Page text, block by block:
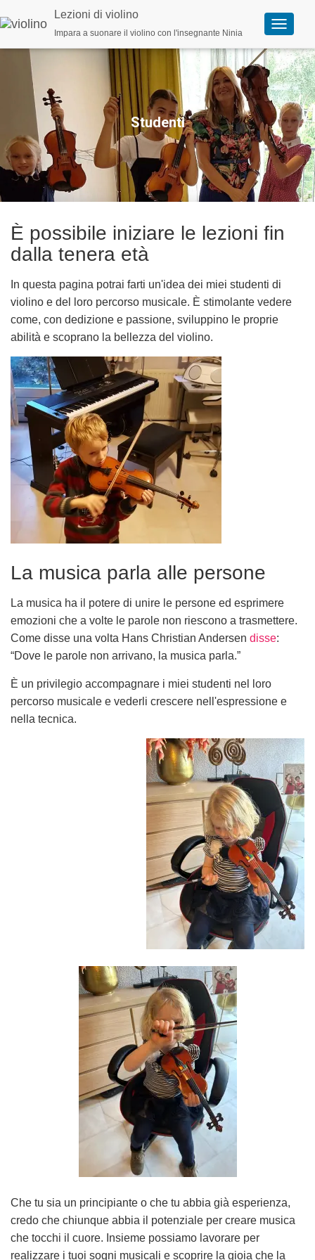
Lezioni di violino
Impara a suonare il violino con l'insegnante Ninia
A
i
v
a
n
a
v
i
g
a
z
i
o
Studenti
È possibile iniziare le lezioni fin
dalla tenera età
In questa pagina potrai farti un'idea dei miei studenti di
violino e del loro percorso musicale. È stimolante vedere
come, con dedizione e passione, sviluppino le proprie
abilità e scoprano la bellezza del violino.
La musica parla alle persone
La musica ha il potere di unire le persone ed esprimere
emozioni che a volte le parole non riescono a trasmettere.
Come disse una volta Hans Christian Andersen disse:
“Dove le parole non arrivano, la musica parla.”
È un privilegio accompagnare i miei studenti nel loro
percorso musicale e vederli crescere nell'espressione e
nella tecnica.
Che tu sia un principiante o che tu abbia già esperienza,
credo che chiunque abbia il potenziale per creare musica
che tocchi il cuore. Insieme possiamo lavorare per
realizzare i tuoi sogni musicali e scoprire la gioia che la